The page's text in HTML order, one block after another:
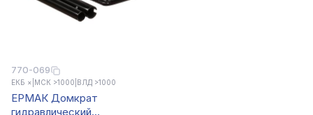
770-069
ЕКБ × МСК >1000 ВЛД >1000
ЕРМАК Домкрат
гидравлический